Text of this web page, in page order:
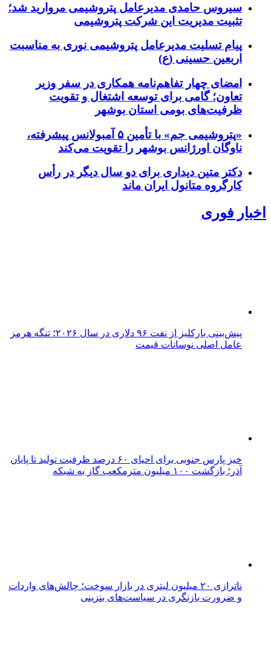
سیروس حامدی مدیرعامل پتروشیمی مروارید شد؛
تثبیت مدیریت این شرکت پتروشیمی
پیام تسلیت مدیرعامل پتروشیمی نوری به مناسبت
اربعین حسینی (ع)
امضای چهار تفاهم‌نامه همکاری در سفر وزیر
تعاون؛ گامی برای توسعه اشتغال و تقویت
ظرفیت‌های بومی استان بوشهر
«پتروشیمی جم» با تأمین ۵ آمبولانس پیشرفته،
ناوگان اورژانس بوشهر را تقویت می‌کند
دکتر متین دیداری برای دو سال دیگر در رأس
کارگروه متانول ایران ماند
اخبار فوری
پیش‌بینی بارکلیز از نفت ۹۶ دلاری در سال ۲۰۲۶؛ تنگه هرمز
عامل اصلی نوسانات قیمت
خیز پارس جنوبی برای احیای ۶۰ درصد ظرفیت تولید تا پایان
آذر؛ بازگشت ۱۰۰ میلیون مترمکعب گاز به شبکه
ناترازی ۲۰ میلیون لیتری در بازار سوخت؛ چالش‌های واردات
و ضرورت بازنگری در سیاست‌های بنزینی